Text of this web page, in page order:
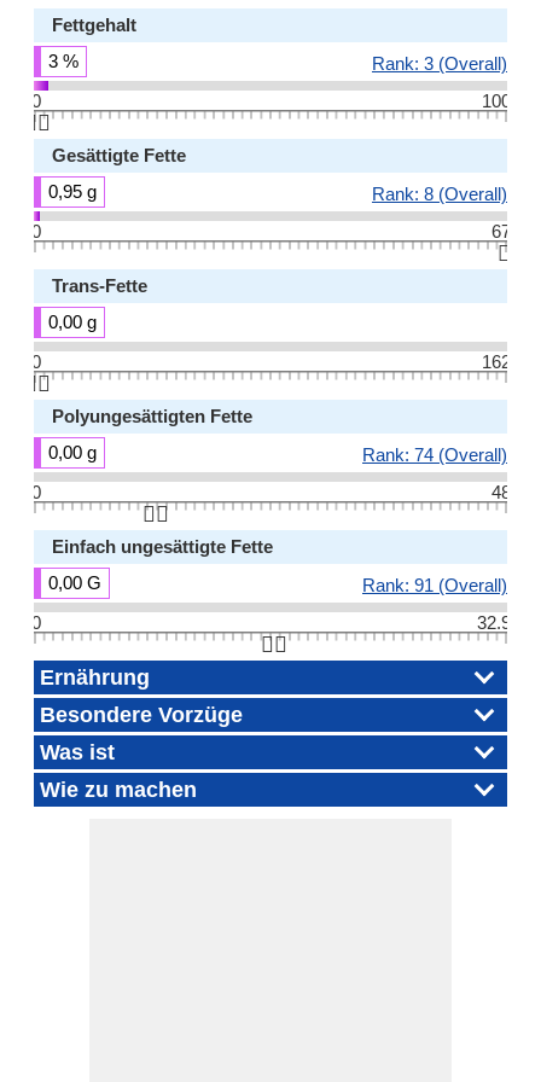
Fettgehalt
3 %
Rank: 3 (Overall)
0
100
👆🏻
Gesättigte Fette
0,95 g
Rank: 8 (Overall)
0
67
👆🏻
Trans-Fette
0,00 g
0
162
👆🏻
Polyungesättigten Fette
0,00 g
Rank: 74 (Overall)
0
48
👆🏻
Einfach ungesättigte Fette
0,00 G
Rank: 91 (Overall)
0
32.9
👆🏻
Ernährung
Besondere Vorzüge
Was ist
Wie zu machen